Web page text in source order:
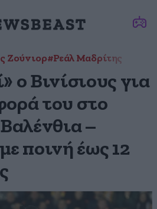
Ζούνιορ#Ρεάλ Μαδρίτης
ο Βινίσιους για
του στο
–
ποινή έως 12